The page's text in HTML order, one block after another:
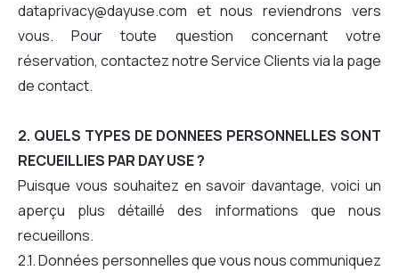
dataprivacy@dayuse.com et nous reviendrons vers
vous. Pour toute question concernant votre
réservation, contactez notre Service Clients via la page
de contact.
2. QUELS TYPES DE DONNEES PERSONNELLES SONT
RECUEILLIES PAR DAY USE ?
Puisque vous souhaitez en savoir davantage, voici un
aperçu plus détaillé des informations que nous
recueillons.
2.1. Données personnelles que vous nous communiquez